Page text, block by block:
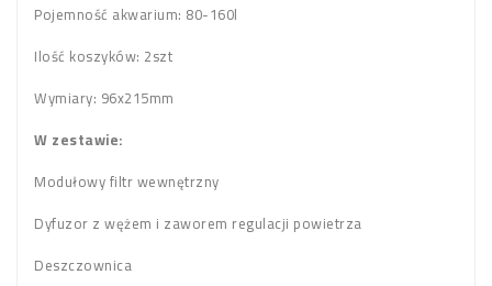
Pojemność akwarium: 80-160l
Ilość koszyków: 2szt
Wymiary: 96x215mm
W zestawie:
Modułowy filtr wewnętrzny
Dyfuzor z wężem i zaworem regulacji powietrza
Deszczownica